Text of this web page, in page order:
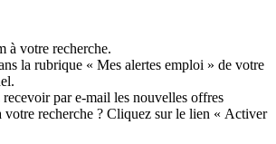
à votre recherche.
la rubrique « Mes alertes emploi » de votre
recevoir par e-mail les nouvelles offres
votre recherche ? Cliquez sur le lien « Activer